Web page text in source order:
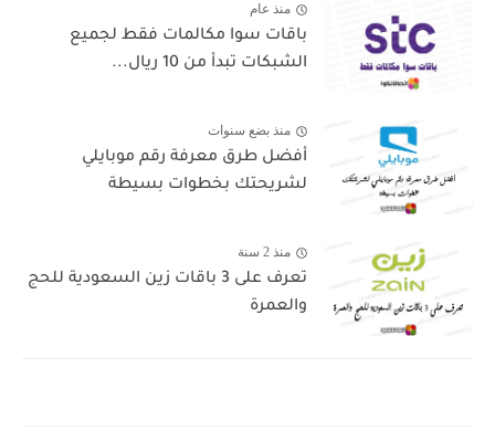
منذ عام
باقات سوا مكالمات فقط لجميع
الشبكات تبدأ من 10 ريال...
منذ بضع سنوات
أفضل طرق معرفة رقم موبايلي
لشريحتك بخطوات بسيطة
منذ 2 سنة
تعرف على 3 باقات زين السعودية للحج
والعمرة